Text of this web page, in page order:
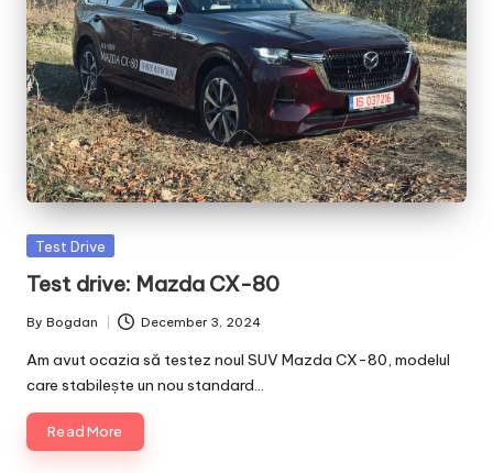
Posted
Test Drive
Test drive: Mazda CX-80
Posted
by
By Bogdan December 3, 2024
Am avut ocazia să testez noul SUV Mazda CX-80, modelul
care stabilește un nou standard…
Read More